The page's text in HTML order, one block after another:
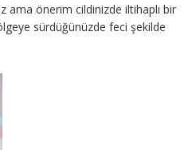
ama önerim cildinizde iltihaplı bir
sürdüğünüzde feci şekilde